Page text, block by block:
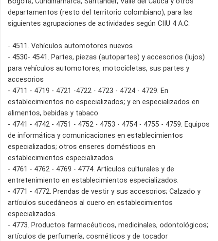
departamentos (resto del territorio colombiano), para las
siguientes agrupaciones de actividades según CIIU 4 A.C:
- 4511. Vehículos automotores nuevos
- 4530- 4541. Partes, piezas (autopartes) y accesorios (lujos)
para vehículos automotores, motocicletas, sus partes y
accesorios
- 4711 - 4719 - 4721 -4722 - 4723 - 4724 - 4729. En
establecimientos no especializados; y en especializados en
alimentos, bebidas y tabaco
- 4741 - 4742 - 4751 - 4752 - 4753 - 4754 - 4755 - 4759. Equipos
de informática y comunicaciones en establecimientos
especializados; otros enseres domésticos en
establecimientos especializados.
- 4761 - 4762 - 4769 - 4774. Artículos culturales y de
entretenimiento en establecimientos especializados.
- 4771 - 4772. Prendas de vestir y sus accesorios; Calzado y
artículos sucedáneos al cuero en establecimientos
especializados.
- 4773. Productos farmacéuticos, medicinales, odontológicos;
artículos de perfumería, cosméticos y de tocador